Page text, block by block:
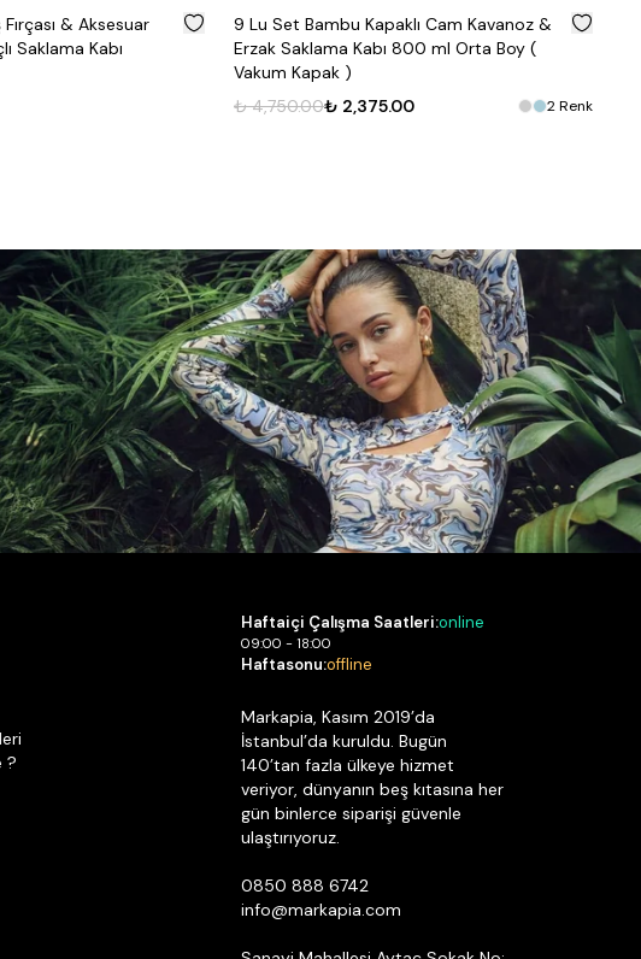
50
& Aksesuar
Saklama Kabı
% 50
9 Lu Set Bambu Kapaklı Cam Kavanoz &
Erzak Saklama Kabı 800 ml Orta Boy (
Vakum Kapak )
₺ 4,750.00₺ 2,375.00 2Renk
?
Haftaiçi Çalışma Saatleri:online
09:00 - 18:00
Haftasonu:offline
Markapia, Kasım 2019’da
İstanbul’da kuruldu. Bugün
140’tan fazla ülkeye hizmet
veriyor, dünyanın beş kıtasına her
gün binlerce siparişi güvenle
ulaştırıyoruz.
0850 888 6742
info@markapia.com